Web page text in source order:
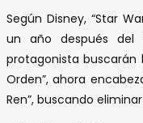
Según Disney, “Star
un año después del
protagonista buscarán
Orden”, ahora
Ren”, buscando